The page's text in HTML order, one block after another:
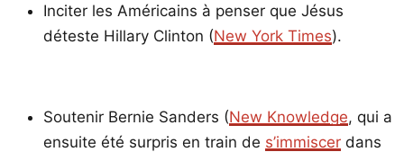
Inciter les Américains à penser que Jésus
déteste Hillary Clinton (New York Times).
Soutenir Bernie Sanders (New Knowledge, qui a
ensuite été surpris en train de s’immiscer dans